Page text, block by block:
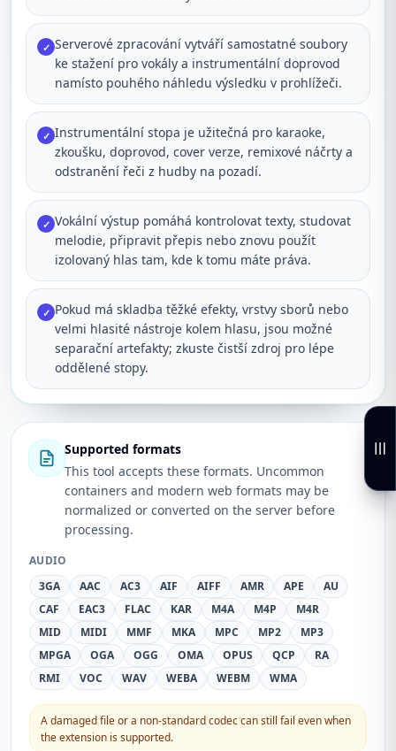
✓ Serverové zpracování vytváří samostatné soubory
ke stažení pro vokály a instrumentální doprovod
namísto pouhého náhledu výsledku v prohlížeči.
✓ Instrumentální stopa je užitečná pro karaoke,
zkoušku, doprovod, cover verze, remixové náčrty a
odstranění řeči z hudby na pozadí.
✓ Vokální výstup pomáhá kontrolovat texty, studovat
melodie, připravit přepis nebo znovu použít
izolovaný hlas tam, kde k tomu máte práva.
✓ Pokud má skladba těžké efekty, vrstvy sborů nebo
velmi hlasité nástroje kolem hlasu, jsou možné
separační artefakty; zkuste čistší zdroj pro lépe
oddělené stopy.
Supported formats
This tool accepts these formats. Uncommon
containers and modern web formats may be
normalized or converted on the server before
processing.
AUDIO
3GA
AAC AC3 AIF AIFF AMR APE
AU
CAF
EAC3 FLAC KAR M4A M4P
M4R
MID
MIDI MMF MKA MPC MP2
MP3
MPGA
OGA OGG OMA OPUS QCP
RA
RMI
VOC WAV WEBA WEBM WMA
A damaged file or a non-standard codec can still fail even when
the extension is supported.